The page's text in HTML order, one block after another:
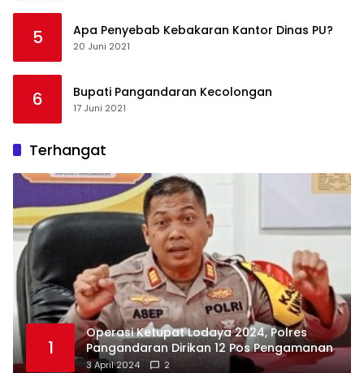
5 Apa Penyebab Kebakaran Kantor Dinas PU?
20 Juni 2021
6 Bupati Pangandaran Kecolongan
17 Juni 2021
Terhangat
1
Operasi Ketupat Lodaya 2024, Polres
Pangandaran Dirikan 12 Pos Pengamanan
3 April 2024 2